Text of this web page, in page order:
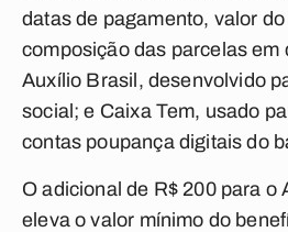
datas de pagamento, valor
composição das parcelas em
Auxílio Brasil, desenvolvido
social; e Caixa Tem, usado
contas poupança digitais do
O adicional de R$ 200 para o
eleva o valor mínimo do